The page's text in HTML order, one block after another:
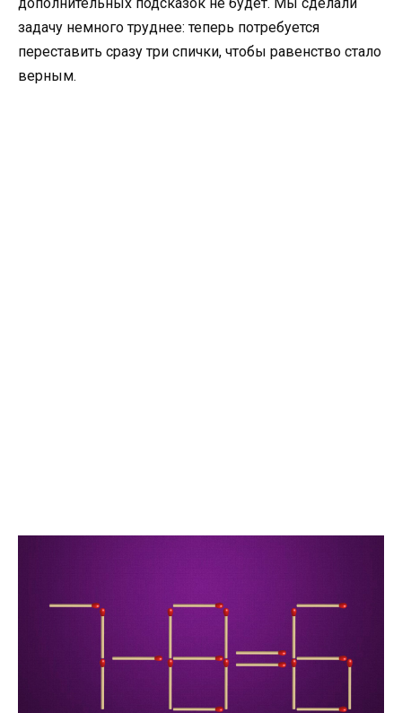
задачу немного труднее: теперь потребуется
переставить сразу три спички, чтобы равенство стало
верным.